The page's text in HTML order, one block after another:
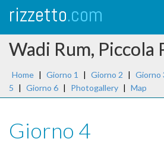
rizzetto.com
Wadi Rum, Piccola
Home | Giorno 1 | Giorno 2 | Giorno
5 | Giorno 6 | Photogallery | Map
Giorno 4